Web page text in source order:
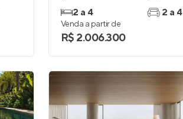
2 a 4
2 a 4
Venda a partir de
R$ 2.006.300